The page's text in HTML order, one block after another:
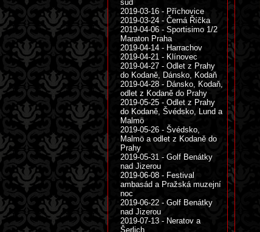
sud
2019-03-16 - Příchovice
2019-03-24 - Černá Říčka
2019-04-06 - Sportisimo 1/2
Maraton Praha
2019-04-14 - Harrachov
2019-04-21 - Klínovec
2019-04-27 - Odlet z Prahy
do Kodaně, Dánsko, Kodaň
2019-04-28 - Dánsko, Kodaň,
odlet z Kodaně do Prahy
2019-05-25 - Odlet z Prahy
do Kodaně, Švédsko, Lund a
Malmö
2019-05-26 - Švédsko,
Malmö a odlet z Kodaně do
Prahy
2019-05-31 - Golf Benátky
nad Jizerou
2019-06-08 - Festival
ambasád a Pražská muzejní
noc
2019-06-22 - Golf Benátky
nad Jizerou
2019-07-13 - Neratov a
Šerlich